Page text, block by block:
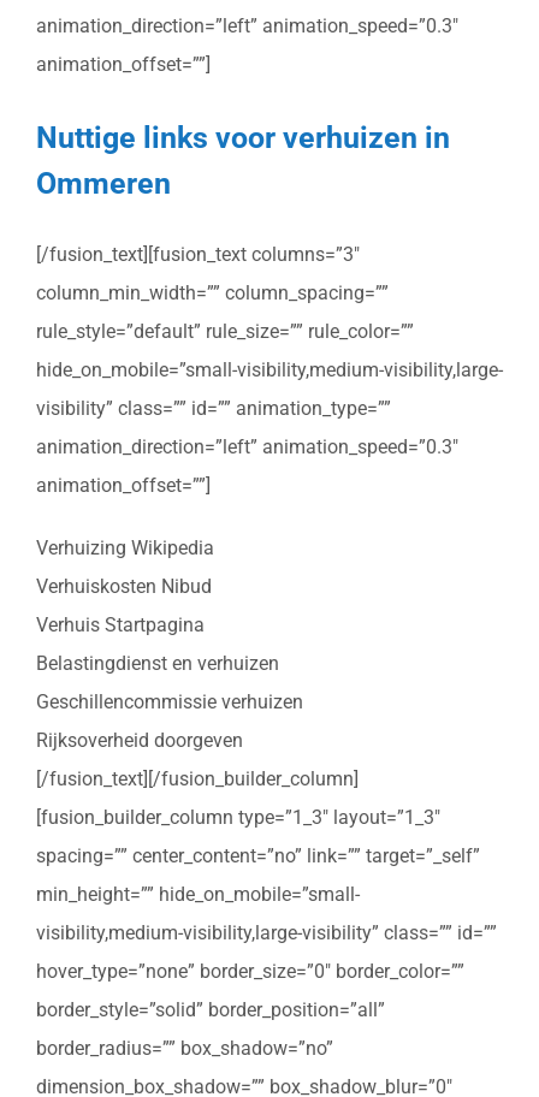
animation_direction=”left” animation_speed=”0.3″
animation_offset=””]
Nuttige links voor verhuizen in
Ommeren
[/fusion_text][fusion_text columns=”3″
column_min_width=”” column_spacing=””
rule_style=”default” rule_size=”” rule_color=””
hide_on_mobile=”small-visibility,medium-visibility,large-
visibility” class=”” id=”” animation_type=””
animation_direction=”left” animation_speed=”0.3″
animation_offset=””]
Verhuizing Wikipedia
Verhuiskosten Nibud
Verhuis Startpagina
Belastingdienst en verhuizen
Geschillencommissie verhuizen
Rijksoverheid doorgeven
[/fusion_text][/fusion_builder_column]
[fusion_builder_column type=”1_3″ layout=”1_3″
spacing=”” center_content=”no” link=”” target=”_self”
min_height=”” hide_on_mobile=”small-
visibility,medium-visibility,large-visibility” class=”” id=””
hover_type=”none” border_size=”0″ border_color=””
border_style=”solid” border_position=”all”
border_radius=”” box_shadow=”no”
dimension_box_shadow=”” box_shadow_blur=”0″